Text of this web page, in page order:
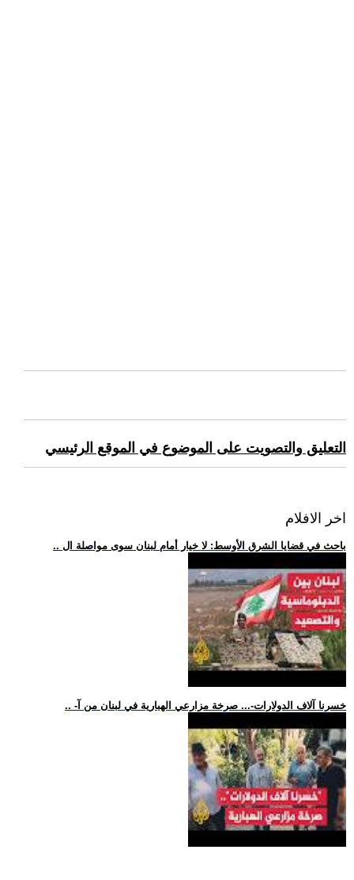
التعليق والتصويت على الموضوع في الموقع الرئيسي
اخر الافلام
.. باحث في قضايا الشرق الأوسط: لا خيار أمام لبنان سوى مواصلة ال
.. -خسرنا آلاف الدولارات-... صرخة مزارعي الهبارية في لبنان من آ